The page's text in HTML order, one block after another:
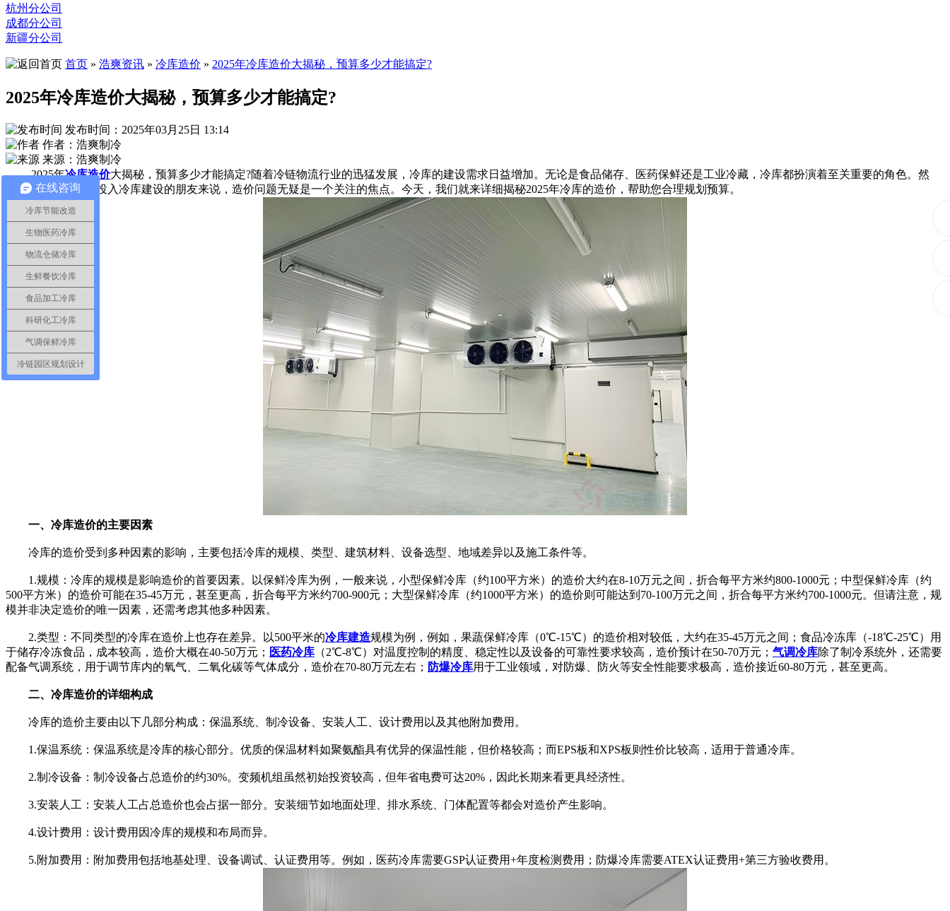
杭州分公司
成都分公司
新疆分公司
首页 » 浩爽资讯 » 冷库造价 » 2025年冷库造价大揭秘，预算多少才能搞定?
2025年冷库造价大揭秘，预算多少才能搞定?
发布时间：2025年03月25日 13:14
作者：浩爽制冷
来源：浩爽制冷
2025年冷库造价大揭秘，预算多少才能搞定?随着冷链物流行业的迅猛发展，冷库的建设需求日益增加。无论是食品储存、医药保鲜还是工业冷藏，冷库都扮演着至关重要的角色。然
而，对于许多即将投入冷库建设的朋友来说，造价问题无疑是一个关注的焦点。今天，我们就来详细揭秘2025年冷库的造价，帮助您合理规划预算。
一、冷库造价的主要因素
冷库的造价受到多种因素的影响，主要包括冷库的规模、类型、建筑材料、设备选型、地域差异以及施工条件等。
1.规模：冷库的规模是影响造价的首要因素。以保鲜冷库为例，一般来说，小型保鲜冷库（约100平方米）的造价大约在8-10万元之间，折合每平方米约800-1000元；中型保鲜冷库（约
500平方米）的造价可能在35-45万元，甚至更高，折合每平方米约700-900元；大型保鲜冷库（约1000平方米）的造价则可能达到70-100万元之间，折合每平方米约700-1000元。但请注意，规
模并非决定造价的唯一因素，还需考虑其他多种因素。
2.类型：不同类型的冷库在造价上也存在差异。以500平米的冷库建造规模为例，例如，果蔬保鲜冷库（0℃-15℃）的造价相对较低，大约在35-45万元之间；食品冷冻库（-18℃-25℃）用
于储存冷冻食品，成本较高，造价大概在40-50万元； 医药冷库 （2℃-8℃）对温度控制的精度、稳定性以及设备的可靠性要求较高，造价预计在50-70万元； 气调冷库除了制冷系统外，还需要
配备气调系统，用于调节库内的氧气、二氧化碳等气体成分，造价在70-80万元左右； 防爆冷库用于工业领域，对防爆、防火等安全性能要求极高，造价接近60-80万元，甚至更高。
二、冷库造价的详细构成
冷库的造价主要由以下几部分构成：保温系统、制冷设备、安装人工、设计费用以及其他附加费用。
1.保温系统：保温系统是冷库的核心部分。优质的保温材料如聚氨酯具有优异的保温性能，但价格较高；而EPS板和XPS板则性价比较高，适用于普通冷库。
2.制冷设备：制冷设备占总造价的约30%。变频机组虽然初始投资较高，但年省电费可达20%，因此长期来看更具经济性。
3.安装人工：安装人工占总造价也会占据一部分。安装细节如地面处理、排水系统、门体配置等都会对造价产生影响。
4.设计费用：设计费用因冷库的规模和布局而异。
5.附加费用：附加费用包括地基处理、设备调试、认证费用等。例如，医药冷库需要GSP认证费用+年度检测费用；防爆冷库需要ATEX认证费用+第三方验收费用。
在线咨询
冷库节能改造
生物医药冷库
物流仓储冷库
生鲜餐饮冷库
食品加工冷库
科研化工冷库
气调保鲜冷库
冷链园区规划设计